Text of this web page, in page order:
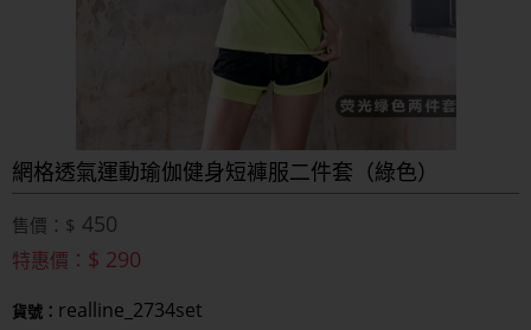
網格透氣運動瑜伽健身短褲服二件套（綠色）
售價：$ 450
特惠價： $ 290
貨號： realline_2734set